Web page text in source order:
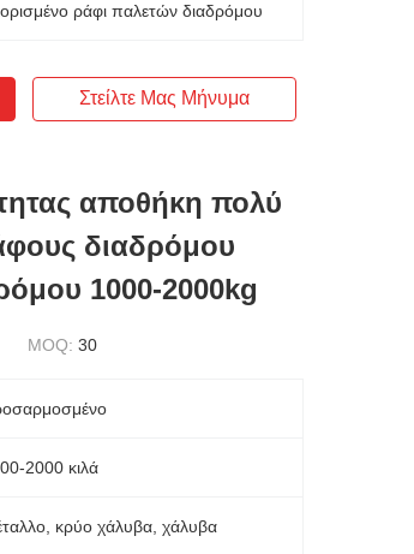
ράφι παλετών διαδρόμου
Στείλτε Μας Μήνυμα
αποθήκη πολύ
διαδρόμου
1000-2000kg
MOQ: 30
2000 κιλά
κρύο χάλυβα, χάλυβα